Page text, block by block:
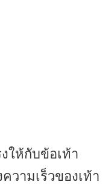
ให้กับข้อเท้า
วามเร็วของเท้า